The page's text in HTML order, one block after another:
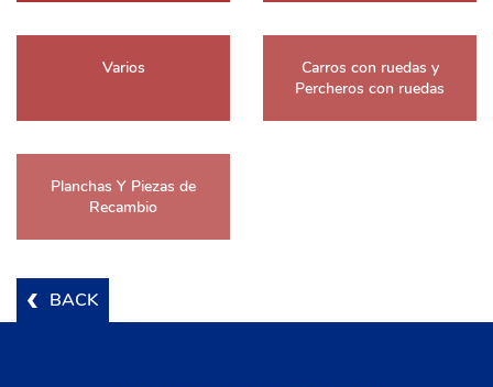
Varios
Carros con ruedas y
Percheros con ruedas
Planchas Y Piezas de
Recambio
BACK